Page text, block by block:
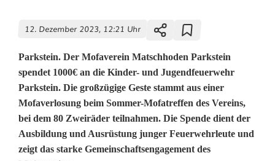
12. Dezember 2023, 12:21 Uhr
Parkstein. Der Mofaverein Matschhoden Parkstein
spendet 1000€ an die Kinder- und Jugendfeuerwehr
Parkstein. Die großzügige Geste stammt aus einer
Mofaverlosung beim Sommer-Mofatreffen des Vereins,
bei dem 80 Zweiräder teilnahmen. Die Spende dient der
Ausbildung und Ausrüstung junger Feuerwehrleute und
zeigt das starke Gemeinschaftsengagement des